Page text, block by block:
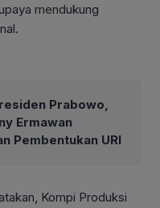
mendukung
Prabowo,
Ermawan
Pembentukan URI
Kompi Produksi